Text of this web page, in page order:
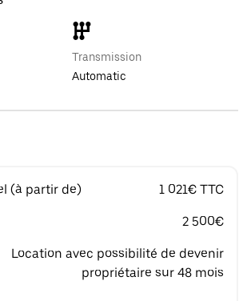
Transmission
Automatic
(à partir de) 1 021€ TTC
2 500€
Location avec possibilité de devenir
propriétaire sur 48 mois